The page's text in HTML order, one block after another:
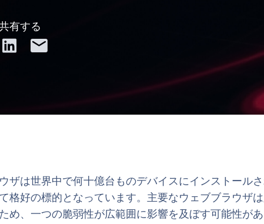
有する
ザは世界中で何十億台ものデバイスにインストール
格好の標的となっています。主要なウェブブラウザ
め、一つの脆弱性が広範囲に影響を及ぼす可能性が